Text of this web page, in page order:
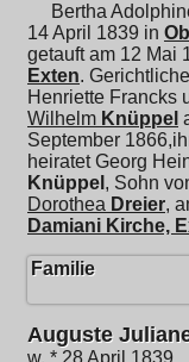
Bertha
14 April 1839 in
getauft am 12 Mai
Exten.
Henriette Francks
Wilhelm Knüppel
September
heiratetGeorg
Knüppel , Sohn
Dorothea Dreier,
Damiani Kirche,
Familie
Auguste
w, * 28 April 1839